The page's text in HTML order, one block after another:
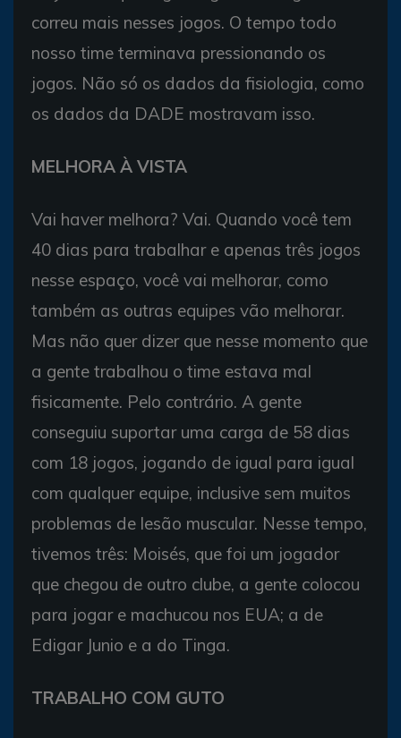
correu mais nesses jogos. O tempo todo
nosso time terminava pressionando os
jogos. Não só os dados da fisiologia, como
os dados da DADE mostravam isso.
MELHORA À VISTA
Vai haver melhora? Vai. Quando você tem
40 dias para trabalhar e apenas três jogos
nesse espaço, você vai melhorar, como
também as outras equipes vão melhorar.
Mas não quer dizer que nesse momento que
a gente trabalhou o time estava mal
fisicamente. Pelo contrário. A gente
conseguiu suportar uma carga de 58 dias
com 18 jogos, jogando de igual para igual
com qualquer equipe, inclusive sem muitos
problemas de lesão muscular. Nesse tempo,
tivemos três: Moisés, que foi um jogador
que chegou de outro clube, a gente colocou
para jogar e machucou nos EUA; a de
Edigar Junio e a do Tinga.
TRABALHO COM GUTO